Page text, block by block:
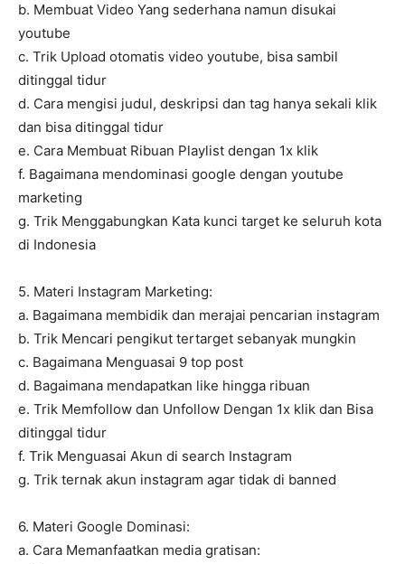
b. Membuat Video Yang sederhana namun disukai
youtube
c. Trik Upload otomatis video youtube, bisa sambil
ditinggal tidur
d. Cara mengisi judul, deskripsi dan tag hanya sekali klik
dan bisa ditinggal tidur
e. Cara Membuat Ribuan Playlist dengan 1x klik
f. Bagaimana mendominasi google dengan youtube
marketing
g. Trik Menggabungkan Kata kunci target ke seluruh kota
di Indonesia
5. Materi Instagram Marketing:
a. Bagaimana membidik dan merajai pencarian instagram
b. Trik Mencari pengikut tertarget sebanyak mungkin
c. Bagaimana Menguasai 9 top post
d. Bagaimana mendapatkan like hingga ribuan
e. Trik Memfollow dan Unfollow Dengan 1x klik dan Bisa
ditinggal tidur
f. Trik Menguasai Akun di search Instagram
g. Trik ternak akun instagram agar tidak di banned
6. Materi Google Dominasi:
a. Cara Memanfaatkan media gratisan: